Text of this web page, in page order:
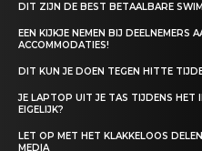
DIT ZIJN DE BEST BETAALBARE
EEN KIJKJE NEMEN BIJ DEELNEMERS
ACCOMMODATIES!
DIT KUN JE DOEN TEGEN HITTE
JE LAPTOP UIT JE TAS TIJDENS HET
EIGELIJK?
LET OP MET HET KLAKKELOOS
MEDIA